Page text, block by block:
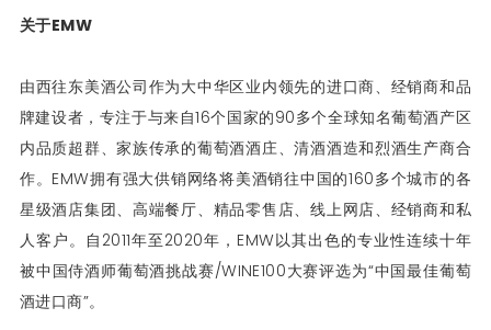
关于EMW
由西往东美酒公司作为大中华区业内领先的进口商、经销商和品
牌建设者，专注于与来自16个国家的90多个全球知名葡萄酒产区
内品质超群、家族传承的葡萄酒酒庄、清酒酒造和烈酒生产商合
作。EMW拥有强大供销网络将美酒销往中国的160多个城市的各
星级酒店集团、高端餐厅、精品零售店、线上网店、经销商和私
人客户。自2011年至2020年，EMW以其出色的专业性连续十年
被中国侍酒师葡萄酒挑战赛/WINE100大赛评选为“中国最佳葡萄
酒进口商”。